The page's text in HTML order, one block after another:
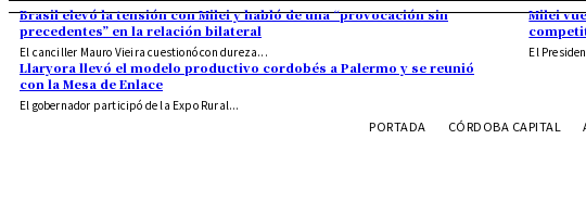
Brasil elevó la tensión con Milei y habló de una “provocación sin
precedentes” en la relación bilateral
El canciller Mauro Vieira cuestionó con dureza...
Milei
El
Llaryora llevó el modelo productivo cordobés a Palermo y se reunió
con la Mesa de Enlace
El gobernador participó de la Expo Rural...
PORTADA CÓRDOBA CAPITAL